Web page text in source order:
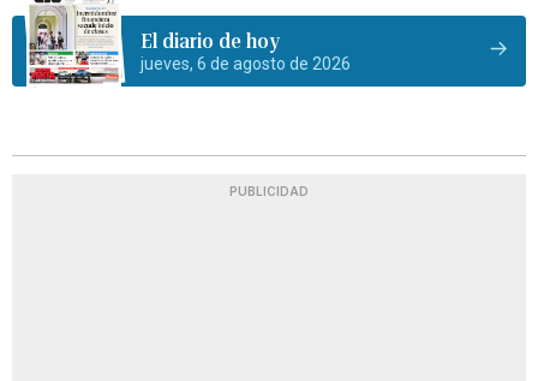
El diario de hoy
jueves, 6 de agosto de 2026
PUBLICIDAD